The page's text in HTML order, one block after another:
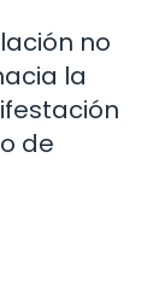
no
la
de